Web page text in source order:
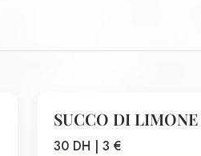
SUCCO DI
30 DH | 3 €